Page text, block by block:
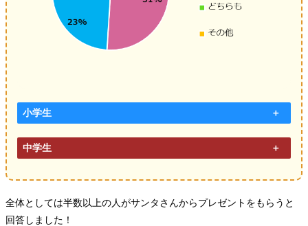
小学生
中学生
全体としては半数以上の人がサンタさんからプレゼントをもらうと
回答しました！